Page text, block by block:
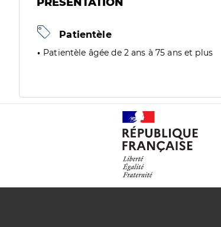
Patientèle
Patientèle âgée de 2 ans à 75 ans et plus